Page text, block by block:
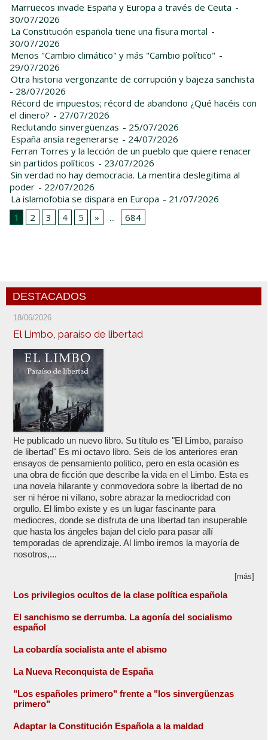
Marruecos invade España y Europa a través de Ceuta -
30/07/2026
La Constitución española tiene una fisura mortal -
30/07/2026
Menos "Cambio climático" y más "Cambio político" -
29/07/2026
Otra historia vergonzante de corrupción y bajeza sanchista
- 28/07/2026
Récord de impuestos; récord de abandono ¿Qué hacéis con
el dinero? - 27/07/2026
Reclutando sinvergüenzas - 25/07/2026
España ansía regenerarse - 24/07/2026
Ferran Torres y la lección de un pueblo que quiere renacer
sin partidos políticos - 23/07/2026
Sin verdad no hay democracia. La mentira deslegitima al
poder - 22/07/2026
La islamofobia se dispara en Europa - 21/07/2026
1
2 3 4 5 » ... 684
DESTACADOS
18/06/2026
El Limbo, paraíso de libertad
He publicado un nuevo libro. Su título es "El Limbo, paraíso
de libertad" Es mi octavo libro. Seis de los anteriores eran
ensayos de pensamiento político, pero en esta ocasión es
una obra de ficción que describe la vida en el Limbo. Esta es
una novela hilarante y conmovedora sobre la libertad de no
ser ni héroe ni villano, sobre abrazar la mediocridad con
orgullo. El limbo existe y es un lugar fascinante para
mediocres, donde se disfruta de una libertad tan insuperable
que hasta los ángeles bajan del cielo para pasar allí
temporadas de aprendizaje. Al limbo iremos la mayoría de
nosotros,...
[más]
Los privilegios ocultos de la clase política española
El sanchismo se derrumba. La agonía del socialismo
español
La cobardía socialista ante el abismo
La Nueva Reconquista de España
"Los españoles primero" frente a "los sinvergüenzas
primero"
Adaptar la Constitución Española a la maldad